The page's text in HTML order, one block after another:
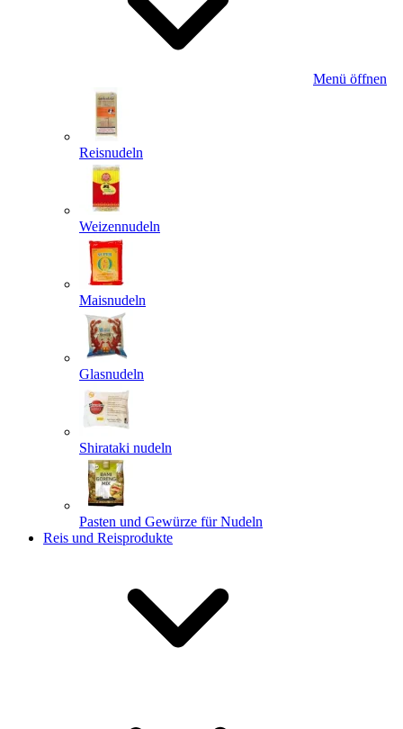
Menü öffnen
Reisnudeln
Weizennudeln
Maisnudeln
Glasnudeln
Shirataki nudeln
Pasten und Gewürze für Nudeln
Reis und Reisprodukte